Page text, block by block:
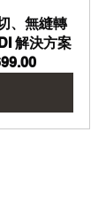
、無縫轉
解決方案